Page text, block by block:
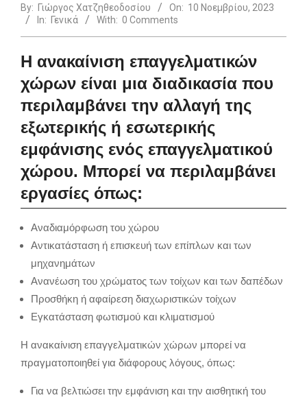
By: Γιώργος Χατζηθεοδοσίου On: 10 Νοεμβρίου, 2023
In: Γενικά With: 0 Comments
Η ανακαίνιση επαγγελματικών
χώρων είναι μια διαδικασία που
περιλαμβάνει την αλλαγή της
εξωτερικής ή εσωτερικής
εμφάνισης ενός επαγγελματικού
χώρου. Μπορεί να περιλαμβάνει
εργασίες όπως:
Αναδιαμόρφωση του χώρου
Αντικατάσταση ή επισκευή των επίπλων και των
μηχανημάτων
Ανανέωση του χρώματος των τοίχων και των δαπέδων
Προσθήκη ή αφαίρεση διαχωριστικών τοίχων
Εγκατάσταση φωτισμού και κλιματισμού
Η ανακαίνιση επαγγελματικών χώρων μπορεί να
πραγματοποιηθεί για διάφορους λόγους, όπως:
Για να βελτιώσει την εμφάνιση και την αισθητική του